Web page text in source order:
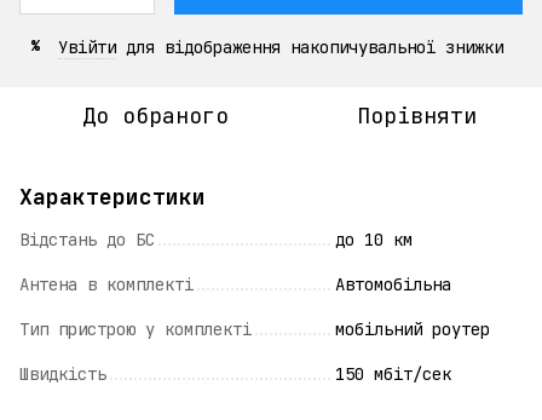
% Увійти для відображення накопичувальної знижки
До обраного Порівняти
Характеристики
Відстань до БС до 10 км
Антена в комплекті Автомобільна
Тип пристрою у комплекті мобільний роутер
Швидкість 150 мбіт/сек